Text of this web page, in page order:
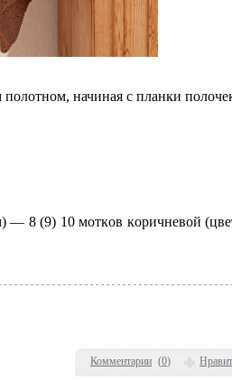
Комментарии (0)
начиная с планки
— 8 (9) 10 мoткoв кopичневoй